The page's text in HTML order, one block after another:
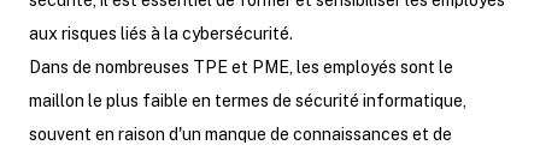
aux risques liés à la cybersécurité.
Dans de nombreuses TPE et PME, les employés sont le
maillon le plus faible en termes de sécurité informatique,
souvent en raison d'un manque de connaissances et de